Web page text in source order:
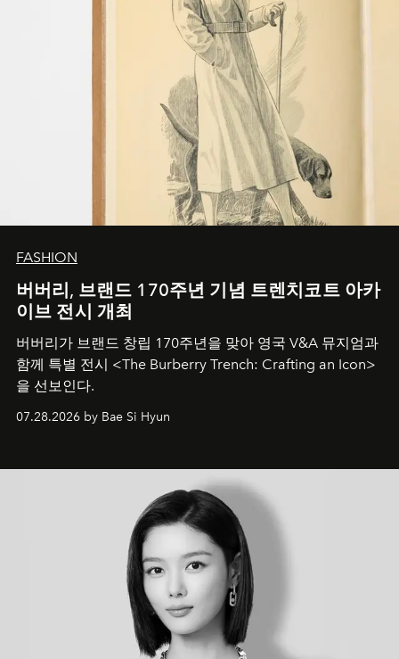
FASHION
버버리, 브랜드 170주년 기념 트렌치코트 아카
이브 전시 개최
버버리가 브랜드 창립 170주년을 맞아 영국 V&A 뮤지엄과
함께 특별 전시 <The Burberry Trench: Crafting an Icon>
을 선보인다.
07.28.2026 by Bae Si Hyun